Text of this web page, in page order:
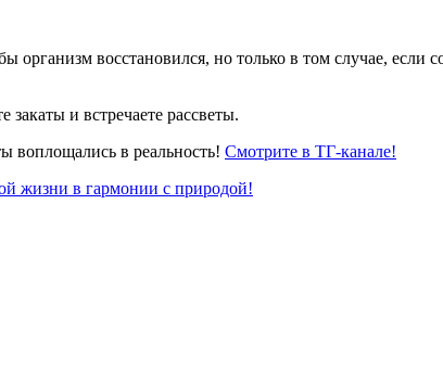
организм восстановился, но только в том случае,
и встречаете рассветы.
воплощались в реальность! Смотрите в ТГ-канале!
жизни в гармонии с природой!